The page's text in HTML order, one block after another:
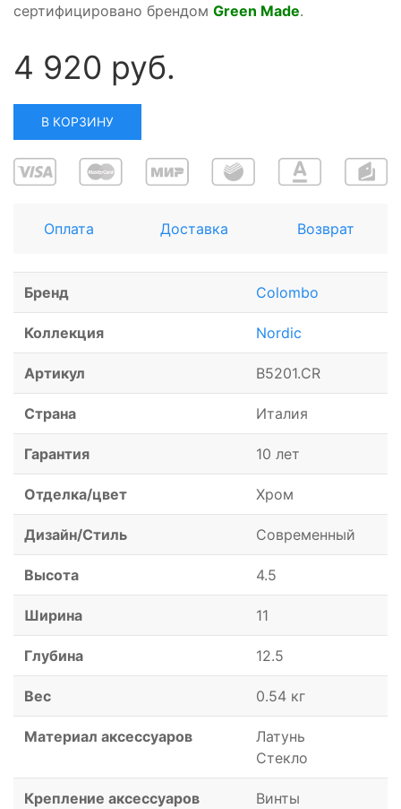
сертифицировано брендом Green Made.
4 920 руб.
В КОРЗИНУ
Оплата Доставка Возврат
Бренд Colombo
Коллекция Nordic
Артикул B5201.CR
Страна Италия
Гарантия 10 лет
Отделка/цвет Хром
Дизайн/Стиль Современный
Высота 4.5
Ширина 11
Глубина 12.5
Вес 0.54 кг
Материал аксессуаров
Латунь
Стекло
Крепление аксессуаров Винты